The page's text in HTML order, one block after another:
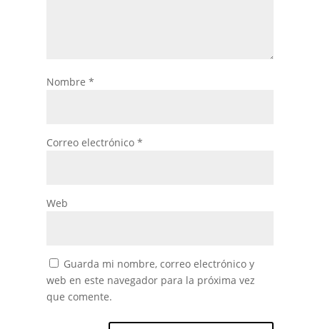
Nombre *
Correo electrónico *
Web
Guarda mi nombre, correo electrónico y
web en este navegador para la próxima vez
que comente.